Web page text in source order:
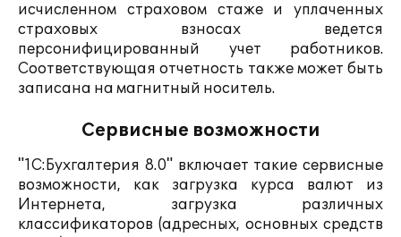
исчисленном страховом стаже и уплаченных
страховых взносах ведется
персонифицированный учет работников.
Соответствующая отчетность также может быть
записана на магнитный носитель.
Сервисные возможности
"1С:Бухгалтерия 8.0" включает такие сервисные
возможности, как загрузка курса валют из
Интернета, загрузка различных
классификаторов (адресных, основных средств